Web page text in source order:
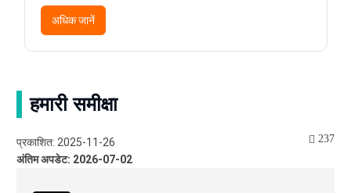
अधिक जानें
हमारी समीक्षा
प्रकाशित: 2025-11-26
अंतिम अपडेट: 2026-07-02
237